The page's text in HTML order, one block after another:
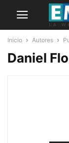
Inicio Autores
Daniel